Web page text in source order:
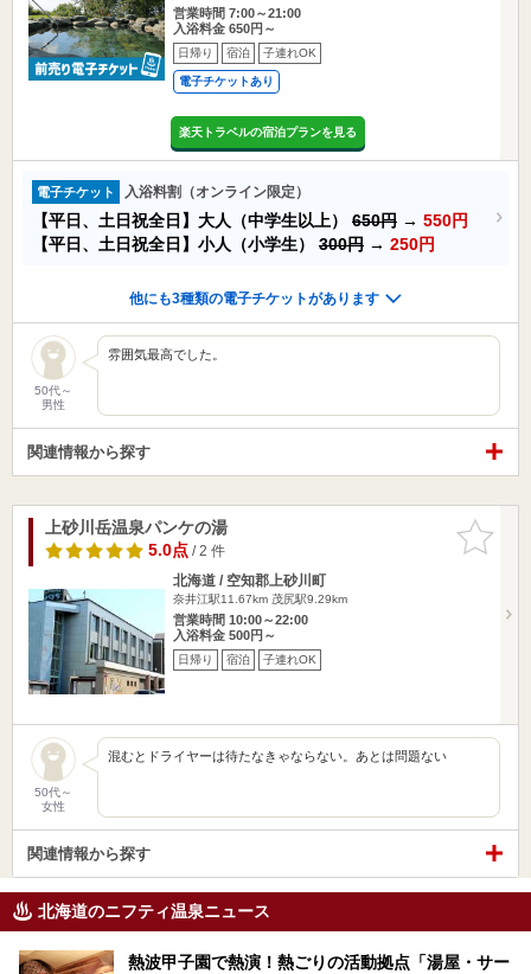
営業時間 7:00～21:00
入浴料金 650円～
日帰り 宿泊 子連れOK
電子チケットあり
楽天トラベルの宿泊プランを見る
電子チケット 入浴料割（オンライン限定）
【平日、土日祝全日】大人（中学生以上） 650円 → 550円
【平日、土日祝全日】小人（小学生） 300円 → 250円
他にも3種類の電子チケットがあります
50代～
男性
雰囲気最高でした。
関連情報から探す
お気に入
りに追加
上砂川岳温泉パンケの湯
5.0点/ 2 件
北海道 / 空知郡上砂川町
奈井江駅11.67km 茂尻駅9.29km
営業時間 10:00～22:00
入浴料金 500円～
日帰り 宿泊 子連れOK
50代～
女性
混むとドライヤーは待たなきゃならない。あとは問題ない
関連情報から探す
北海道のニフティ温泉ニュース
熱波甲子園で熱演！熱ごりの活動拠点「湯屋・サー